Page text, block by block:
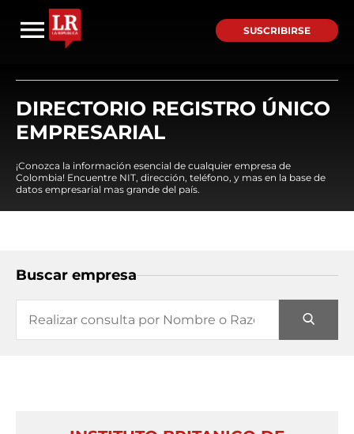
SUSCRIBIRSE
DIRECTORIO REGISTRO ÚNICO
EMPRESARIAL
¡Conozca la información esencial de cualquier empresa de
Colombia! Encuentre NIT, dirección, teléfono, y mas en la base de
datos empresarial mas grande del país.
Buscar empresa